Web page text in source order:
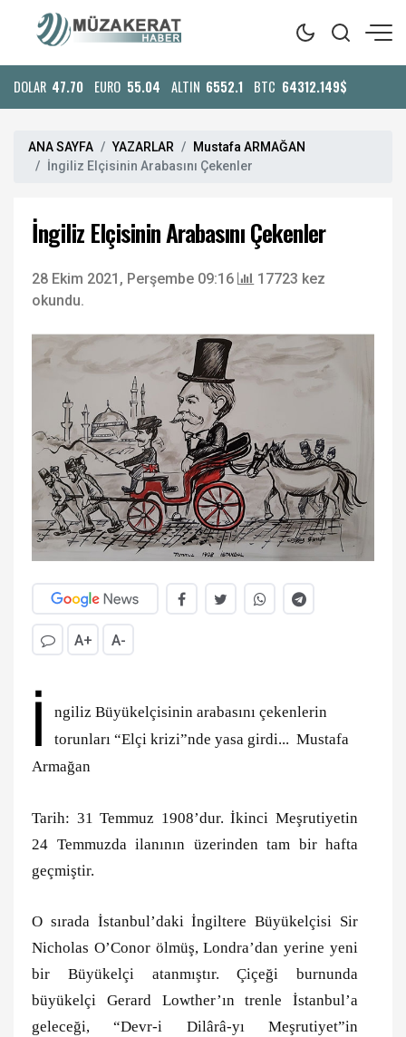
DOLAR 47.70 EURO 55.04 ALTIN 6552.1 BTC 64312.149$
ANA SAYFA YAZARLAR
Mustafa ARMAĞAN
İngiliz Elçisinin Arabasını Çekenler
İngiliz Elçisinin Arabasını Çekenler
28 Ekim 2021, Perşembe 09:16
17723 kez
okundu.
A+ A-
İ
ngiliz Büyükelçisinin arabasını çekenlerin
torunları “Elçi krizi”nde yasa girdi... Mustafa
Armağan
Tarih: 31 Temmuz 1908’dur. İkinci Meşrutiyetin
24 Temmuzda ilanının üzerinden tam bir hafta
geçmiştir.
O sırada İstanbul’daki İngiltere Büyükelçisi Sir
Nicholas O’Conor ölmüş, Londra’dan yerine yeni
bir Büyükelçi atanmıştır. Çiçeği burnunda
büyükelçi Gerard Lowther’ın trenle İstanbul’a
geleceği, “Devr-i Dilârâ-yı Meşrutiyet”in